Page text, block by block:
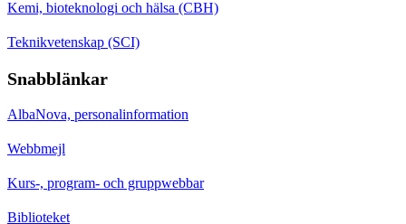
Kemi, bioteknologi och hälsa (CBH)
Teknikvetenskap (SCI)
Snabblänkar
AlbaNova, personalinformation
Webbmejl
Kurs-, program- och gruppwebbar
Biblioteket